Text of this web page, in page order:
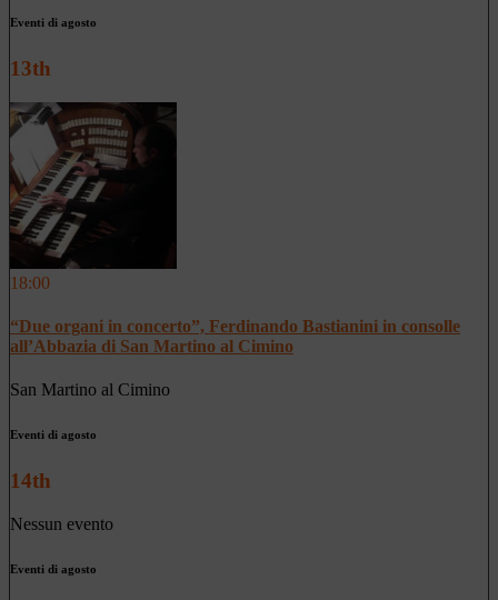
Eventi di agosto
13th
18:00
“Due organi in concerto”, Ferdinando Bastianini in consolle
all’Abbazia di San Martino al Cimino
San Martino al Cimino
Eventi di agosto
14th
Nessun evento
Eventi di agosto